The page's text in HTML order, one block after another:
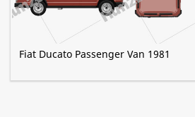
Fiat Ducato Passenger Van 1981